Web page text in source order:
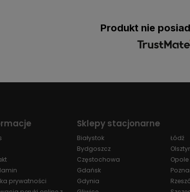
Produkt nie
prywatności
Sklepy stacjonarne
Białystok
Bydgoszcz
Częstochowa
Gdańsk
Gdynia
Łódź
Opole